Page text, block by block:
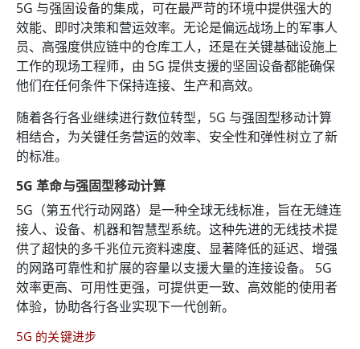
5G 与强固设备的集成，可在最严苛的环境中提供强大的
效能、即时决策和营运效率。无论是偏远战场上的军事人
员、高强度供应链中的仓库工人，还是在关键基础设施上
工作的现场工程师，由 5G 提供支援的坚固设备都能确保
他们在任何条件下保持连接、生产和高效。
随着各行各业继续进行数位转型，5G 与强固型移动计算
相结合，为关键任务营运的效率、安全性和弹性树立了新
的标准。
5G 革命与强固型移动计算
5G（第五代行动网路）是一种全球无线标准，旨在无缝连
接人、设备、机器和智慧型系统。这种先进的无线技术提
供了超快的多千兆位元资料速度、显著降低的延迟、增强
的网路可靠性和扩展的容量以支援大量的连接设备。 5G
效率更高、可用性更强，可提供更一致、高效能的使用者
体验，协助各行各业实现下一代创新。
5G 的关键进步